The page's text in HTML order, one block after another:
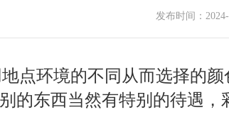
发布时间：
点环境的不同从而选择的
的东西当然有特别的待遇